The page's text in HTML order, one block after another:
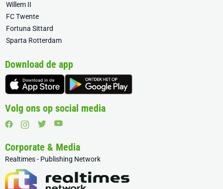
Willem II
FC Twente
Fortuna Sittard
Sparta Rotterdam
Download de app
Volg ons op social media
Corporate & Media
Realtimes - Publishing Network